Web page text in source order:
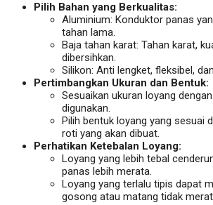
Pilih Bahan yang Berkualitas:
Aluminium: Konduktor panas
tahan lama.
Baja tahan karat: Tahan karat,
dibersihkan.
Silikon: Anti lengket, fleksibel,
Pertimbangkan Ukuran dan Bentuk:
Sesuaikan ukuran loyang
digunakan.
Pilih bentuk loyang yang sesuai
roti yang akan dibuat.
Perhatikan Ketebalan Loyang:
Loyang yang lebih tebal
panas lebih merata.
Loyang yang terlalu tipis dapat
gosong atau matang tidak